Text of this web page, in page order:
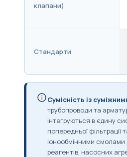
клапани)
Стандарти
Сумісність із
трубопроводи та
інтегруються в єдину
попередньої фільтрації
іонообмінними
реагентів, насосних